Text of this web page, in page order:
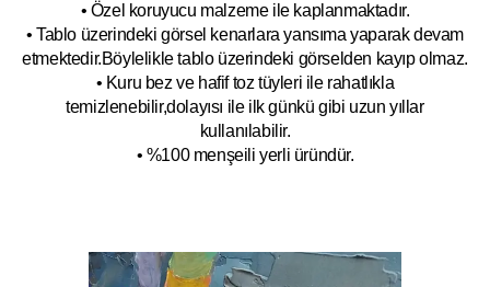
• Özel koruyucu malzeme ile kaplanmaktadır.
• Tablo üzerindeki görsel kenarlara yansıma yaparak devam
etmektedir.Böylelikle tablo üzerindeki görselden kayıp olmaz.
• Kuru bez ve hafif toz tüyleri ile rahatlıkla
temizlenebilir,dolayısı ile ilkgünkü gibi uzun yıllar
kullanılabilir.
• %100 menşeili yerli üründür.